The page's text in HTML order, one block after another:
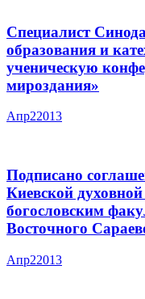
Специалист
образования и
ученическую
мироздания»
Апр22013
Подписано
Киевской
богословским
Восточного
Апр22013